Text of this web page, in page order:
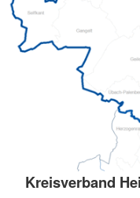
Kreisverband